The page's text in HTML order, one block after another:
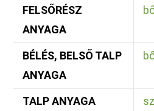
FELSŐRÉSZ
ANYAGA
BÉLÉS, BELSŐ TALP
ANYAGA
TALP ANYAGA